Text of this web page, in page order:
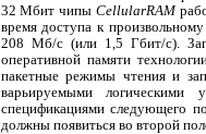
32 Мбит чипыCellularRAM
время доступа к
208 Мб/с (или 1,5 Гбит/с).
оперативной памяти
пакетные режимы чтения и
варьируемыми
спецификациями следующего
должны появиться во второй